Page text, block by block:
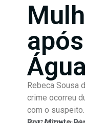
Rebeca Sousa
crime ocorreu
com o suspeito.